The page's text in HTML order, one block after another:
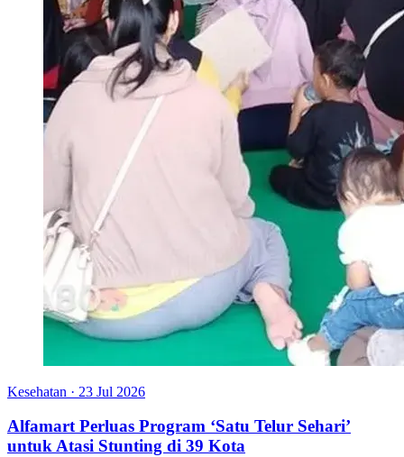
Kesehatan · 23 Jul 2026
Alfamart Perluas Program ‘Satu Telur Sehari’
untuk Atasi Stunting di 39 Kota